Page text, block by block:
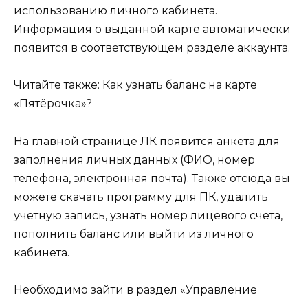
использованию личного кабинета.
Информация о выданной карте автоматически
появится в соответствующем разделе аккаунта.
Читайте также: Как узнать баланс на карте
«Пятёрочка»?
На главной странице ЛК появится анкета для
заполнения личных данных (ФИО, номер
телефона, электронная почта). Также отсюда вы
можете скачать программу для ПК, удалить
учетную запись, узнать номер лицевого счета,
пополнить баланс или выйти из личного
кабинета.
Необходимо зайти в раздел «Управление